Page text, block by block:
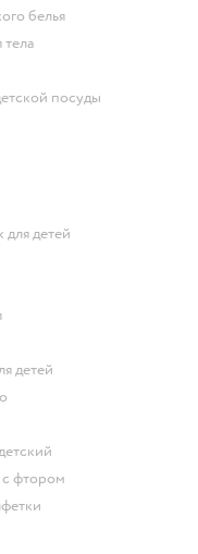
белья
тела
посуды
для детей
детей
с фтором